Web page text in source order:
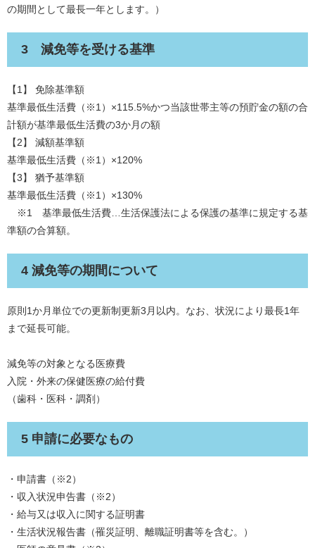
の期間として最長一年とします。）
3 減免等を受ける基準
【1】 免除基準額
基準最低生活費（※1）×115.5%かつ当該世帯主等の預貯金の額の合
計額が基準最低生活費の3か月の額
【2】 減額基準額
基準最低生活費（※1）×120%
【3】 猶予基準額
基準最低生活費（※1）×130%
※1 基準最低生活費…生活保護法による保護の基準に規定する基
準額の合算額。
4 減免等の期間について
原則1か月単位での更新制更新3月以内。なお、状況により最長1年
まで延長可能。
減免等の対象となる医療費
入院・外来の保健医療の給付費
（歯科・医科・調剤）
5 申請に必要なもの
・申請書（※2）
・収入状況申告書（※2）
・給与又は収入に関する証明書
・生活状況報告書（罹災証明、離職証明書等を含む。）